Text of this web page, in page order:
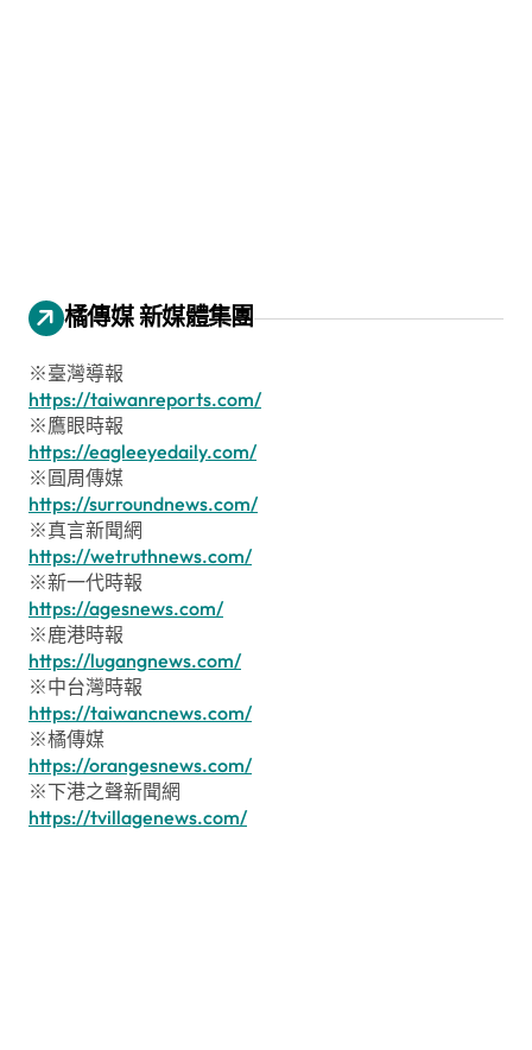
橘傳媒 新媒體集團
※臺灣導報
https://taiwanreports.com/
※鷹眼時報
https://eagleeyedaily.com/
※圓周傳媒
https://surroundnews.com/
※真言新聞網
https://wetruthnews.com/
※新一代時報
https://agesnews.com/
※鹿港時報
https://lugangnews.com/
※中台灣時報
https://taiwancnews.com/
※橘傳媒
https://orangesnews.com/
※下港之聲新聞網
https://tvillagenews.com/